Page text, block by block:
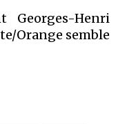
Georges-Henri
Orange semble